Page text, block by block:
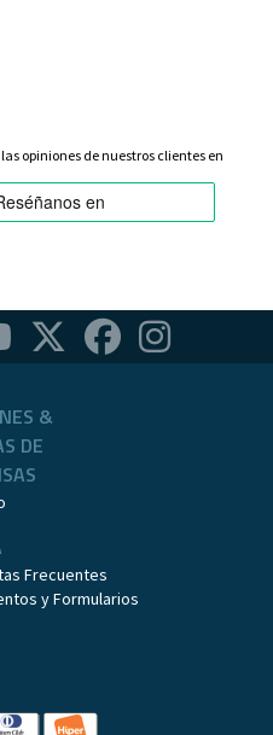
las opiniones de nuestros clientes en
&
DE
Frecuentes
y Formularios